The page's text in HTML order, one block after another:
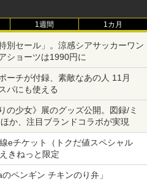
1週間 1カ月
別セール」。涼感シアサッカーワン
ショーツは1990円に
ーチが付録、素敵なあの人 11月
パにも使える
の少女》展のグッズ公開。図録/ミ
か、注目ブランドコラボが実現
eチケット（トクだ値スペシャル
きねっと限定
ペンギン チキンのり弁」